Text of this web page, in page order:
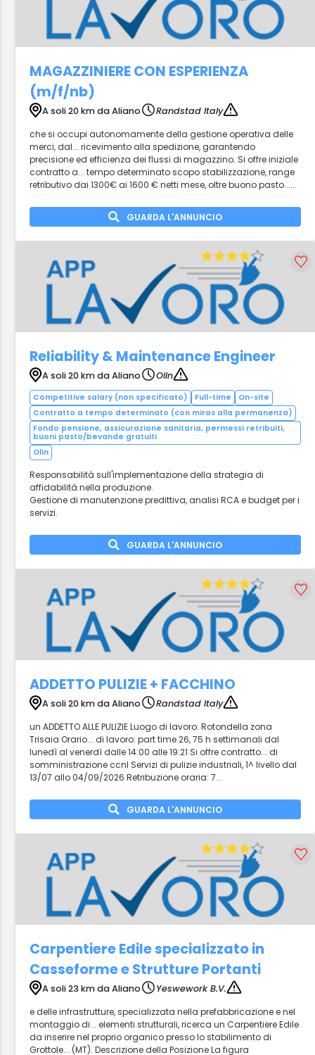
MAGAZZINIERE CON ESPERIENZA
(m/f/nb)
A soli 20 km da Aliano
Randstad Italy
che si occupi autonomamente della gestione operativa delle
merci, dal... ricevimento alla spedizione, garantendo
precisione ed efficienza dei flussi di magazzino. Si offre iniziale
contratto a... tempo determinato scopo stabilizzazione, range
retributivo dai 1300€ ai 1600 € netti mese, oltre buono pasto......
GUARDA L'ANNUNCIO
Reliability & Maintenance Engineer
A soli 20 km da Aliano Olin
Competitive salary (non specificato) Full-time
On-site
Contratto a tempo determinato (con miras alla permanenza)
Fondo pensione, assicurazione sanitaria, permessi retribuiti,
buoni pasto/bevande gratuiti
Olin
Responsabilità sull'implementazione della strategia di
affidabilità nella produzione.
Gestione di manutenzione predittiva, analisi RCA e budget per i
servizi.
GUARDA L'ANNUNCIO
ADDETTO PULIZIE + FACCHINO
A soli 20 km da Aliano
Randstad Italy
un ADDETTO ALLE PULIZIE Luogo di lavoro: Rotondella zona
Trisaia Orario... di lavoro: part time 26, 75 h settimanali dal
lunedì al venerdì dalle 14:00 alle 19:21 Si offre contratto... di
somministrazione ccnl Servizi di pulizie industriali, 1^ livello dal
13/07 allo 04/09/2026 Retribuzione oraria: 7...
GUARDA L'ANNUNCIO
Carpentiere Edile specializzato in
Casseforme e Strutture Portanti
A soli 23 km da Aliano
Yeswework B.V.
e delle infrastrutture, specializzata nella prefabbricazione e nel
montaggio di... elementi strutturali, ricerca un Carpentiere Edile
da inserire nel proprio organico presso lo stabilimento di
Grottole... (MT). Descrizione della Posizione La figura